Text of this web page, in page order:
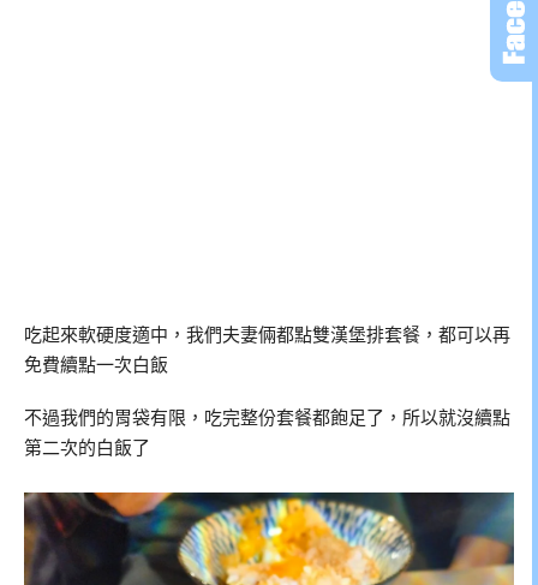
吃起來軟硬度適中，我們夫妻倆都點雙漢堡排套餐，都可以再
免費續點一次白飯
不過我們的胃袋有限，吃完整份套餐都飽足了，所以就沒續點
第二次的白飯了